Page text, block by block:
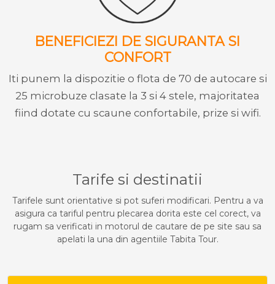
BENEFICIEZI DE SIGURANTA SI
CONFORT
Iti punem la dispozitie o flota de 70 de autocare si
25 microbuze clasate la 3 si 4 stele, majoritatea
fiind dotate cu scaune confortabile, prize si wifi.
Tarife si destinatii
Tarifele sunt orientative si pot suferi modificari. Pentru a va
asigura ca tariful pentru plecarea dorita este cel corect, va
rugam sa verificati in motorul de cautare de pe site sau sa
apelati la una din agentiile Tabita Tour.